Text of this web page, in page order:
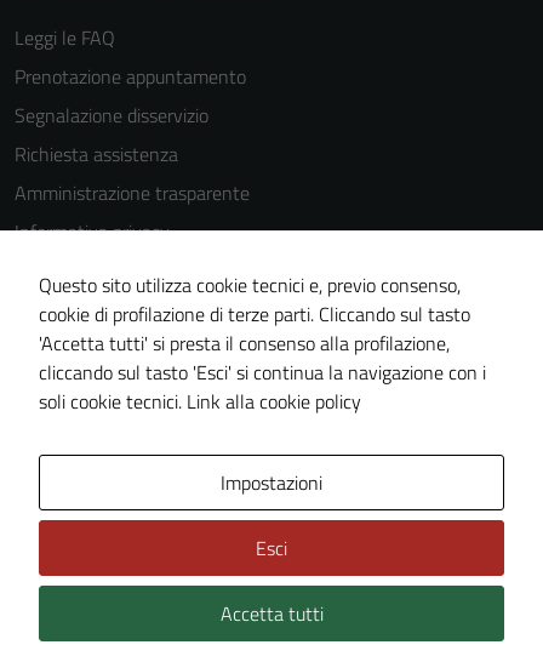
Leggi le FAQ
Prenotazione appuntamento
Segnalazione disservizio
Richiesta assistenza
Amministrazione trasparente
Informativa privacy
Cookie Policy
Note legali
Dichiarazione di accessibilità
Piano di miglioramento del sito
Technical Design s.r.l.
Questo sito utilizza cookie tecnici e, previo consenso,
cookie di profilazione di terze parti. Cliccando sul tasto
'Accetta tutti' si presta il consenso alla profilazione,
cliccando sul tasto 'Esci' si continua la navigazione con i
soli cookie tecnici. Link alla cookie policy
Impostazioni
Esci
Accetta tutti
personali.